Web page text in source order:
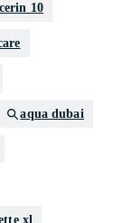
10
aqua dubai
xl